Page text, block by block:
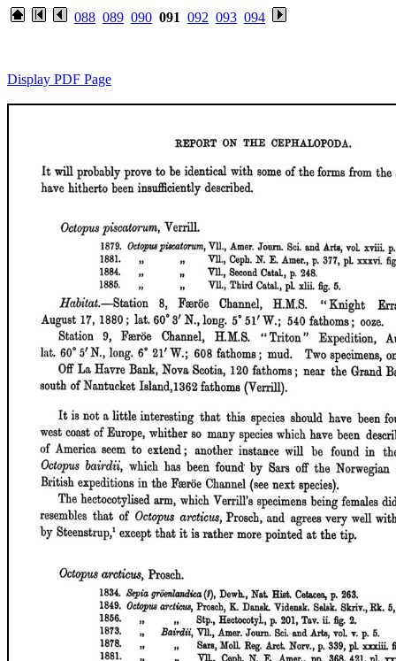
088 089 090 091 092 093 094
Display PDF Page